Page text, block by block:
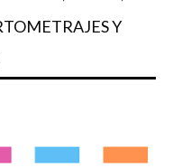
Y